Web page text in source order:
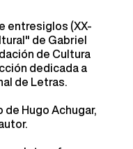
entresiglos (XX-
de Gabriel
de Cultura
dedicada a
de Letras.
de Hugo Achugar,